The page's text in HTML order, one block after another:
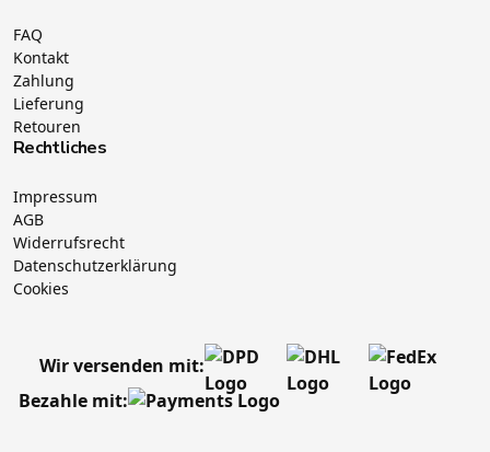
FAQ
Kontakt
Zahlung
Lieferung
Retouren
Rechtliches
Impressum
AGB
Widerrufsrecht
Datenschutzerklärung
Cookies
Wir versenden mit:
Bezahle mit: